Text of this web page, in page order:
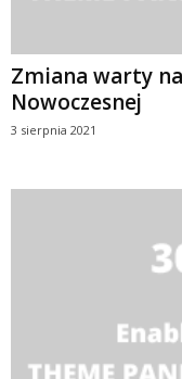
Zmiana warty
Nowoczesnej
3 sierpnia 2021